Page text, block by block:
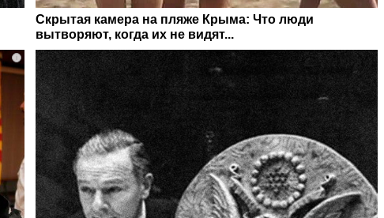
Скрытая камера на пляже Крыма: Что люди
вытворяют, когда их не видят...
i